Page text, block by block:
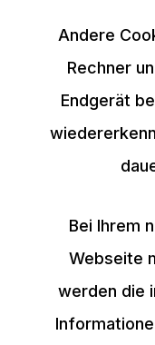
Andere
Rechner
Endgerät
Bei Ihrem
Webseite
werden die